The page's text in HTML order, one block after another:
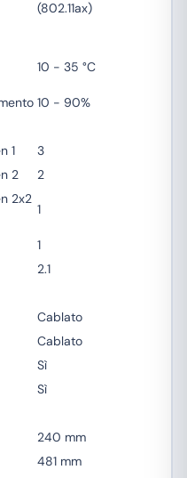
(802.11ax)
10 - 35 °C
10 - 90%
1
3
2
2
2x2
1
1
2.1
Cablato
Cablato
Sì
Sì
240 mm
481 mm